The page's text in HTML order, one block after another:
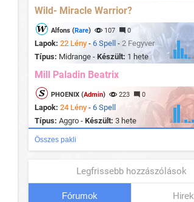
Wild- Miracle Warrior?
Alfons (Rare) 107 0
Lapok: 22 Lény - 6 Spell - 2 Fegyver
Típus: Midrange - Készült: 1 hete
Mill Paladin Beatrix
PHOENIX (Admin) 223 0
Lapok: 24 Lény - 6 Spell
Típus: Aggro - Készült: 3 hete
Összes pakli
Legfrissebb hozzászólások
Fórumok Hirek